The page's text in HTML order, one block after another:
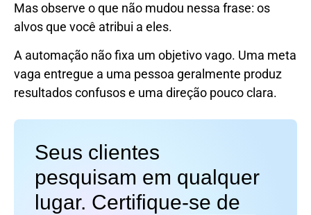
Mas observe o que não mudou nessa frase: os
alvos que você atribui a eles.
A automação não fixa um objetivo vago. Uma meta
vaga entregue a uma pessoa geralmente produz
resultados confusos e uma direção pouco clara.
Seus clientes
pesquisam em qualquer
lugar. Certifique-se de